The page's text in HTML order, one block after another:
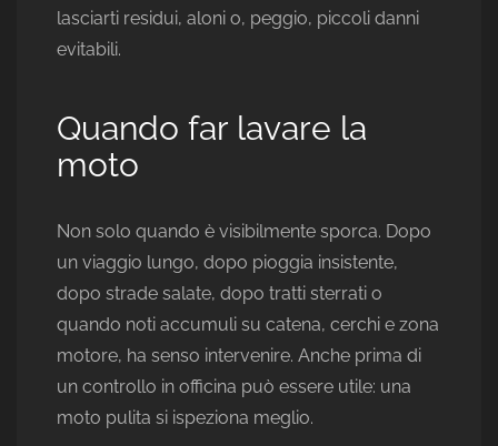
lasciarti residui, aloni o, peggio, piccoli danni
evitabili.
Quando far lavare la
moto
Non solo quando è visibilmente sporca. Dopo
un viaggio lungo, dopo pioggia insistente,
dopo strade salate, dopo tratti sterrati o
quando noti accumuli su catena, cerchi e zona
motore, ha senso intervenire. Anche prima di
un controllo in officina può essere utile: una
moto pulita si ispeziona meglio.